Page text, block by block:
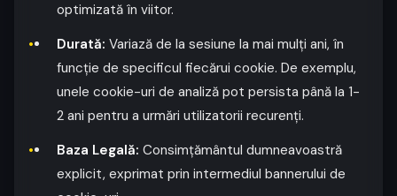
optimizată în viitor.
Durată: Variază de la sesiune la mai mulți ani, în
funcție de specificul fiecărui cookie. De exemplu,
unele cookie-uri de analiză pot persista până la 1-
2 ani pentru a urmări utilizatorii recurenți.
Baza Legală: Consimțământul dumneavoastră
explicit, exprimat prin intermediul bannerului de